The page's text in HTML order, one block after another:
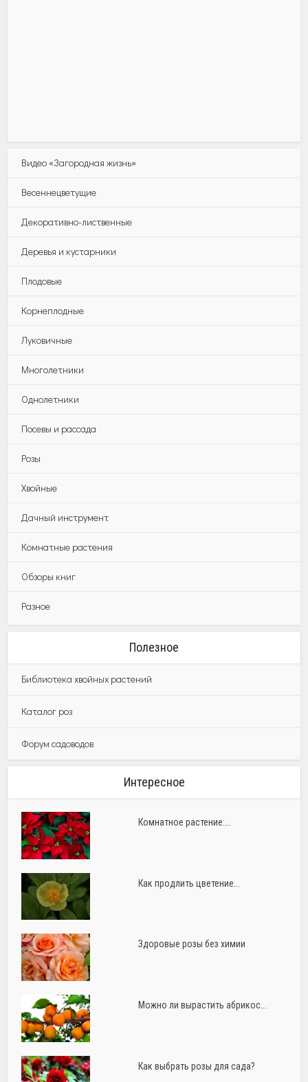
Видео «Загородная жизнь»
Весеннецветущие
Декоративно-лиственные
Деревья и кустарники
Плодовые
Корнеплодные
Луковичные
Многолетники
Однолетники
Посевы и рассада
Розы
Хвойные
Дачный инструмент
Комнатные растения
Обзоры книг
Разное
Полезное
Библиотека хвойных растений
Каталог роз
Форум садоводов
Интересное
Комнатное растение:...
Как продлить цветение...
Здоровые розы без химии
Можно ли вырастить абрикос...
Как выбрать розы для сада?